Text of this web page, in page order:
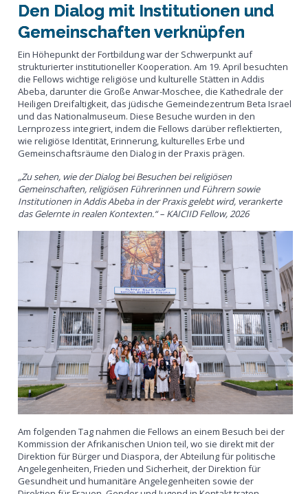
Den Dialog mit Institutionen und
Gemeinschaften verknüpfen
Ein Höhepunkt der Fortbildung war der Schwerpunkt auf
strukturierter institutioneller Kooperation. Am 19. April besuchten
die Fellows wichtige religiöse und kulturelle Stätten in Addis
Abeba, darunter die Große Anwar-Moschee, die Kathedrale der
Heiligen Dreifaltigkeit, das jüdische Gemeindezentrum Beta Israel
und das Nationalmuseum. Diese Besuche wurden in den
Lernprozess integriert, indem die Fellows darüber reflektierten,
wie religiöse Identität, Erinnerung, kulturelles Erbe und
Gemeinschaftsräume den Dialog in der Praxis prägen.
„Zu sehen, wie der Dialog bei Besuchen bei religiösen
Gemeinschaften, religiösen Führerinnen und Führern sowie
Institutionen in Addis Abeba in der Praxis gelebt wird, verankerte
das Gelernte in realen Kontexten.“ – KAICIID Fellow, 2026
Am folgenden Tag nahmen die Fellows an einem Besuch bei der
Kommission der Afrikanischen Union teil, wo sie direkt mit der
Direktion für Bürger und Diaspora, der Abteilung für politische
Angelegenheiten, Frieden und Sicherheit, der Direktion für
Gesundheit und humanitäre Angelegenheiten sowie der